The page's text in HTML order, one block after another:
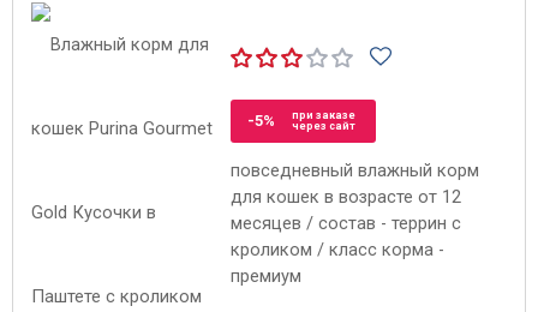
-5%
при заказе
через сайт
повседневный влажный корм
для кошек в возрасте от 12
месяцев / состав - террин с
кроликом / класс корма -
премиум